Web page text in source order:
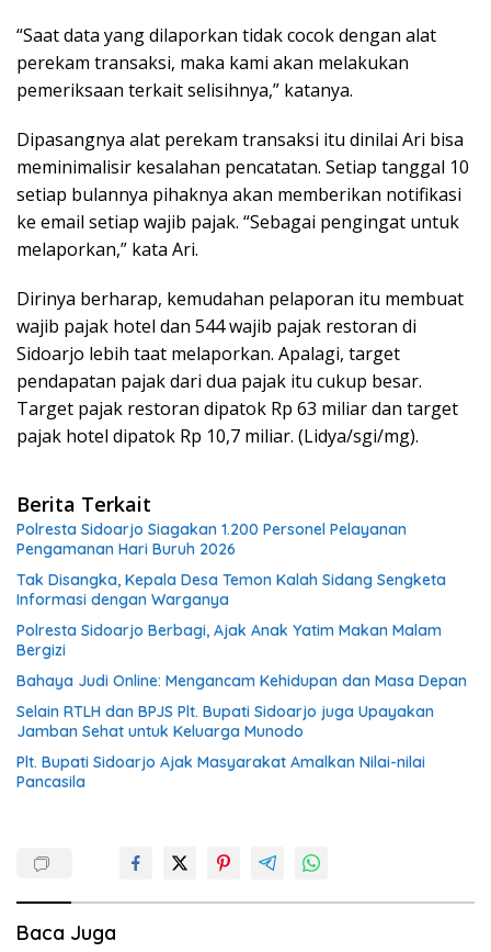
“Saat data yang dilaporkan tidak cocok dengan alat
perekam transaksi, maka kami akan melakukan
pemeriksaan terkait selisihnya,” katanya.
Dipasangnya alat perekam transaksi itu dinilai Ari bisa
meminimalisir kesalahan pencatatan. Setiap tanggal 10
setiap bulannya pihaknya akan memberikan notifikasi
ke email setiap wajib pajak. “Sebagai pengingat untuk
melaporkan,” kata Ari.
Dirinya berharap, kemudahan pelaporan itu membuat
wajib pajak hotel dan 544 wajib pajak restoran di
Sidoarjo lebih taat melaporkan. Apalagi, target
pendapatan pajak dari dua pajak itu cukup besar.
Target pajak restoran dipatok Rp 63 miliar dan target
pajak hotel dipatok Rp 10,7 miliar. (Lidya/sgi/mg).
Berita Terkait
Polresta Sidoarjo Siagakan 1.200 Personel Pelayanan
Pengamanan Hari Buruh 2026
Tak Disangka, Kepala Desa Temon Kalah Sidang Sengketa
Informasi dengan Warganya
Polresta Sidoarjo Berbagi, Ajak Anak Yatim Makan Malam
Bergizi
Bahaya Judi Online: Mengancam Kehidupan dan Masa Depan
Selain RTLH dan BPJS Plt. Bupati Sidoarjo juga Upayakan
Jamban Sehat untuk Keluarga Munodo
Plt. Bupati Sidoarjo Ajak Masyarakat Amalkan Nilai-nilai
Pancasila
Baca Juga